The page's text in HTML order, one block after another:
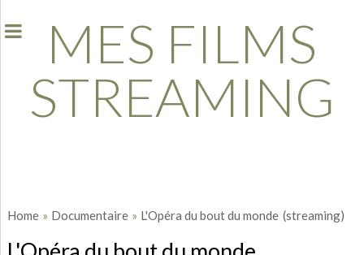
MES FILMS
STREAMING
Home » Documentaire » L'Opéra du bout du monde (streaming)